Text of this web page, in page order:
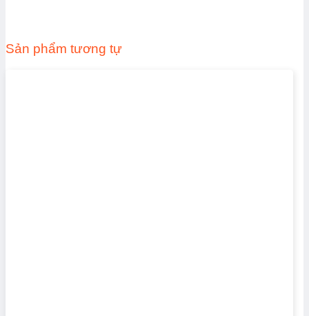
Sản phẩm tương tự